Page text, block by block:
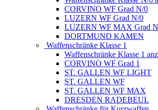
CORVINO WF Grad N/0
LUZERN WF Grad N/0
LUZERN WF MAX Grad
DORTMUND KAMEN
Waffenschränke Klasse 1
Waffenschränke Klasse 1
CORVINO WF Grad 1
ST. GALLEN WF LIGHT
ST. GALLEN WF
ST. GALLEN WF MAX
DRESDEN RADEBEUL